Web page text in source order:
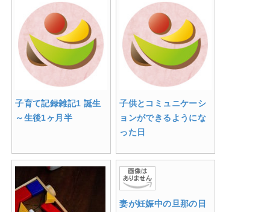
子育て記録雑記1 誕生
～生後1ヶ月半
子供とコミュニケーシ
ョンができるようにな
った日
妻が妊娠中の旦那の日